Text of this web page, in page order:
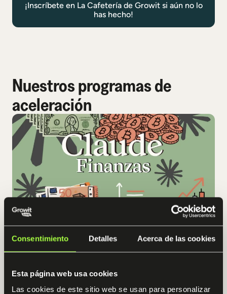
Consentimiento Detalles Acerca de las cookies
Esta página web usa cookies
Las cookies de este sitio web se usan para personalizar
¡Inscríbete en La Cafetería de Growit si aún no lo
has hecho!
Nuestros programas de
aceleración
Finanzas con Claude
100% práctico Acceso 12 meses
Triple mentorización